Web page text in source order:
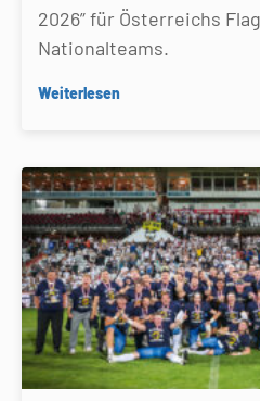
2026” für Österreichs
Nationalteams.
Weiterlesen